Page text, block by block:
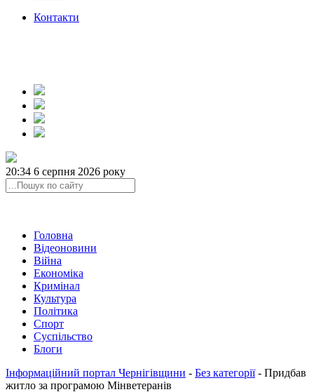
Контакти
20:34 6 серпня 2026 року
Головна
Відеоновини
Війна
Економіка
Кримінал
Культура
Політика
Спорт
Суспільство
Блоги
Інформаційний портал Чернігівщини - Без категорії- Придбав
житло за програмою Мінветеранів